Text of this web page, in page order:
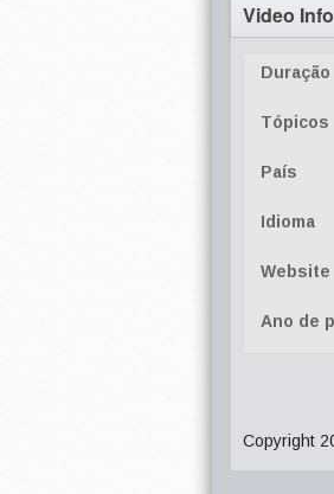
Video Info
Duração
Tópicos
País
Idioma
Website
Ano de
Copyright